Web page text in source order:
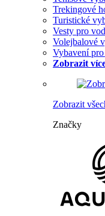
Trekingové
Turistické
Vesty pro
Volejbalové
Vybavení
Zobrazit
Zobrazit
Značky